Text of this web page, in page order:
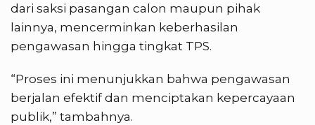
dari saksi pasangan calon maupun pihak
lainnya, mencerminkan keberhasilan
pengawasan hingga tingkat TPS.
“Proses ini menunjukkan bahwa pengawasan
berjalan efektif dan menciptakan kepercayaan
publik,” tambahnya.